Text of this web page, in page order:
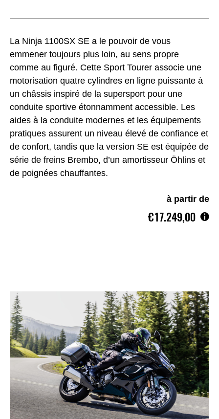
La Ninja 1100SX SE a le pouvoir de vous
emmener toujours plus loin, au sens propre
comme au figuré. Cette Sport Tourer associe une
motorisation quatre cylindres en ligne puissante à
un châssis inspiré de la supersport pour une
conduite sportive étonnamment accessible. Les
aides à la conduite modernes et les équipements
pratiques assurent un niveau élevé de confiance et
de confort, tandis que la version SE est équipée de
série de freins Brembo, d’un amortisseur Öhlins et
de poignées chauffantes.
à partir de
€17.249,00